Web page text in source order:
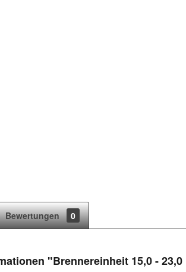
Bewertungen 0
"Brennereinheit 15,0 -